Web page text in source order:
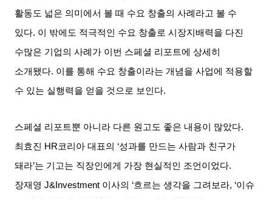
활동도 넓은 의미에서 볼 때 수요 창출의 사례라고 볼 수
있다. 이 밖에도 적극적인 수요 창출로 시장지배력을 다진
수많은 기업의 사례가 이번 스페셜 리포트에 상세히
소개됐다. 이를 통해 수요 창출이라는 개념을 사업에 적용할
수 있는 실행력을 얻을 것으로 보인다.
스페셜 리포트뿐 아니라 다른 원고도 좋은 내용이 많았다.
최효진 HR코리아 대표의 ‘성과를 만드는 사람과 친구가
돼라’는 기고는 직장인에게 가장 현실적인 조언이었다.
장재영 J&Investment 이사의 ‘흐르는 생각을 그려보라, ‘이슈